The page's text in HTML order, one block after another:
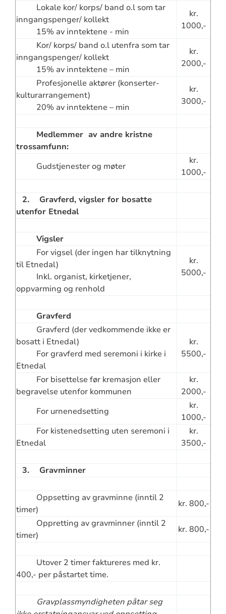
Lokale kor/ korps/ band o.l som tar
inngangspenger/ kollekt
15% av inntektene - min
kr.
1000,-
Kor/ korps/ band o.l utenfra som tar
inngangspenger/ kollekt
15% av inntektene – min
kr.
2000,-
Profesjonelle aktører (konserter-
kulturarrangement)
20% av inntektene – min
kr.
3000,-
Medlemmer av andre kristne
trossamfunn:
Gudstjenester og møter
kr.
1000,-
2. Gravferd, vigsler for bosatte
utenfor Etnedal
Vigsler
For vigsel (der ingen har tilknytning
til Etnedal)
Inkl. organist, kirketjener,
oppvarming og renhold
kr.
5000,-
Gravferd
Gravferd (der vedkommende ikke er
bosatt i Etnedal)
For gravferd med seremoni i kirke i
Etnedal
kr.
5500,-
For bisettelse før kremasjon eller
begravelse utenfor kommunen
kr.
2000,-
For urnenedsetting
kr.
1000,-
For kistenedsetting uten seremoni i
Etnedal
kr.
3500,-
3. Gravminner
Oppsetting av gravminne (inntil 2
timer)
kr. 800,-
Oppretting av gravminner (inntil 2
timer)
kr. 800,-
Utover 2 timer faktureres med kr.
400,- per påstartet time.
Gravplassmyndigheten påtar seg